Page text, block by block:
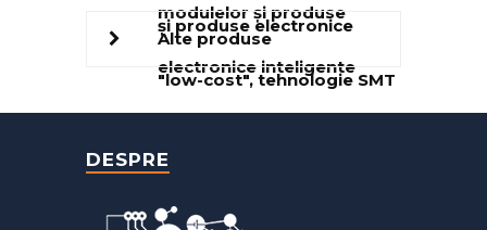
modulelor şi produse
electronice inteligente
şi produse electronice
"low-cost", tehnologie SMT
Alte produse
DESPRE